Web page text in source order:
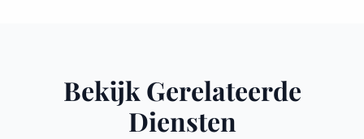
Bekijk Gerelateerde
Diensten